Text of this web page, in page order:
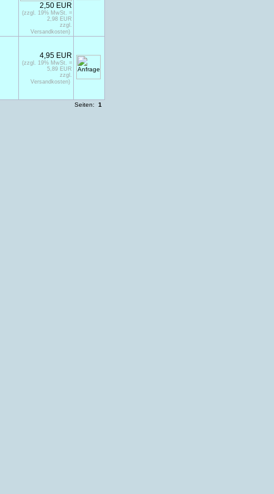
2,50 EUR
(zzgl. 19% MwSt. =
2,98 EUR
zzgl.
Versandkosten)
4,95 EUR
(zzgl. 19% MwSt. =
5,89 EUR
zzgl.
Versandkosten)
Seiten: 1